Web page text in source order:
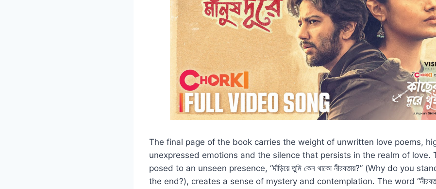
The final page of the book carries the weight of unwritten love poems,
unexpressed emotions and the silence that persists in the realm of love.
posed to an unseen presence, “দাঁড়িয়ে তুমি কেন থাকো নীরবতায়?” (Why do you
the end?), creates a sense of mystery and contemplation. The word